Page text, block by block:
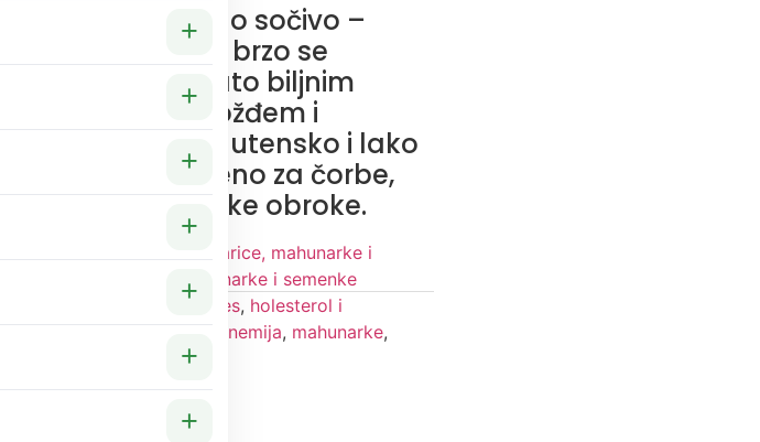
+
+
+
+
+
+
+
Organsko zeleno sočivo –
sitno, hranljivo i brzo se
priprema, bogato biljnim
proteinima, gvožđem i
vlaknima. Bezglutensko i lako
svarljivo, savršeno za čorbe,
salate i veganske obroke.
Organske žitarice, mahunarke i
Žitarice, mahunarke i semenke
dijabetes, holesterol i
trigliceridi,krvna slika i anemija, mahunarke,